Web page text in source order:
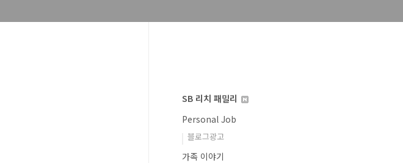
SB 리치 패밀리
Personal Job
블로그광고
가족 이야기